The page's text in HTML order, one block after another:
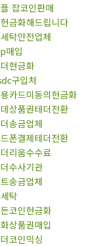
잡코인판매
금화해드립니다
탁안전업체
매입
현금화
구입처
카드미동의현금화
상품권테더전환
송금업체
폰결제테더전환
리움수수료
수사기관
송금업체
탁
코인현금화
상품권매입
코인믹싱